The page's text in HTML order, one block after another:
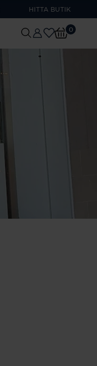
HITTA BUTIK
0